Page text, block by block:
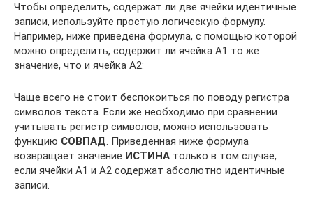
Чтобы определить, содержат ли две ячейки идентичные
записи, используйте простую логическую формулу.
Например, ниже приведена формула, с помощью которой
можно определить, содержит ли ячейка А1 то же
значение, что и ячейка А2:
Чаще всего не стоит беспокоиться по поводу регистра
символов текста. Если же необходимо при сравнении
учитывать регистр символов, можно использовать
функцию СОВПАД. Приведенная ниже формула
возвращает значение ИСТИНА только в том случае,
если ячейки А1 и А2 содержат абсолютно идентичные
записи.